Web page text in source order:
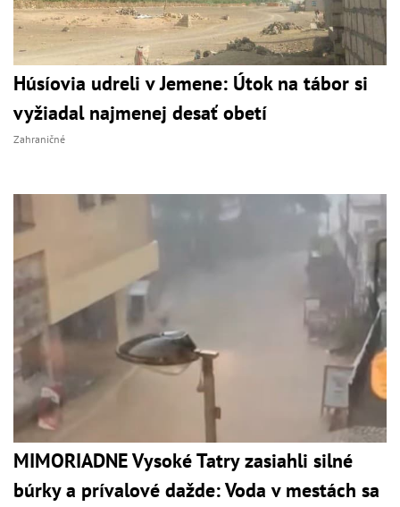
Húsíovia udreli v Jemene: Útok na tábor si
vyžiadal najmenej desať obetí
Zahraničné
MIMORIADNE Vysoké Tatry zasiahli silné
búrky a prívalové dažde: Voda v mestách sa